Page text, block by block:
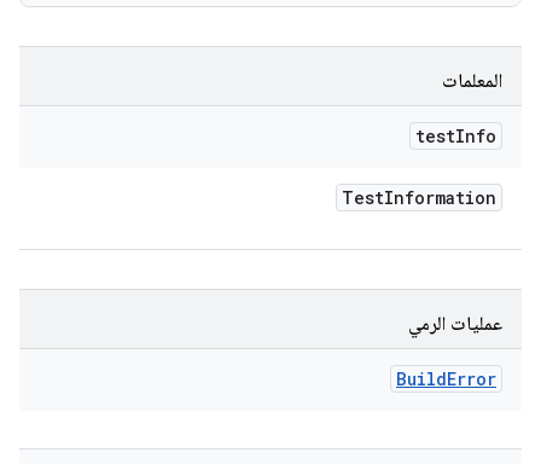
المعلمات
testInfo
TestInformation
عمليات الرمي
BuildError